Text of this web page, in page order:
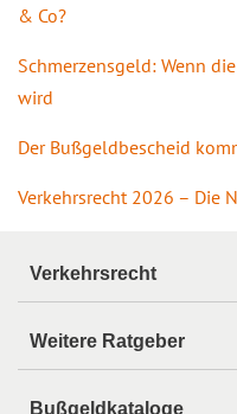
& Co?
Schmerzensgeld: Wenn
wird
Der Bußgeldbescheid
Verkehrsrecht 2026 – Die
Verkehrsrecht
Weitere Ratgeber
Bußgeldkataloge